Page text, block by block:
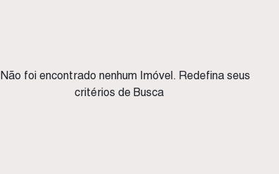
Não foi encontrado nenhum Imóvel. Redefina seus
critérios de Busca